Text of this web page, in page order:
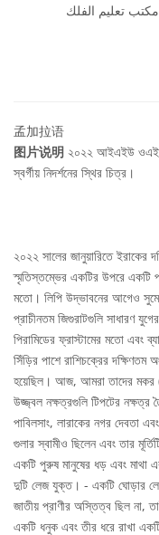
تعليم الفلك
孟加拉语
图片说明 ২০২২ আইএইউ ওএই
স্বর্গীয় নিদর্শনের স্থির চিত্র।
২০২২ সালের জানুয়ারিতে ইরাকের
স্মৃতিস্তম্ভের একটির উপরে একটি
মতো। লিপি উদ্ভাবনের আগেও
প্রাচীনতম জিগুরাটগুলি সাধারণ
পিরামিডের ফ্রাস্টামের মতো এবং
সিঁড়ির পাশে রাশিচক্রের দক্ষিণতম
হয়েছিল। আজ, আমরা তাদের মকর
উজ্জ্বল নক্ষত্রগুলি টিপটের নক্ষত্র
পাবিলসাং, লারাকের নগর দেবতা
গুলার স্বামীও ছিলেন এবং তার
একটি পুরুষ মানুষের ধড় এবং মাথা
দুটি লেজ যুক্ত। - একটি ঘোড়ার
জাতীয় প্রাণীর অস্তিত্ব ছিল না,
একটি ধনুক এবং তীর ধরে রাখা